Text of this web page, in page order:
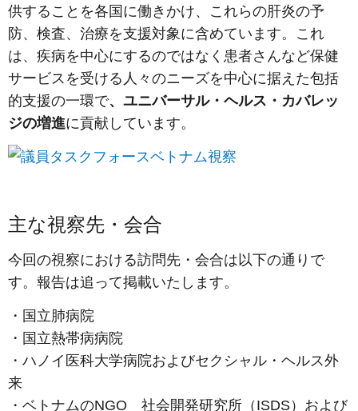
供することを各国に働きかけ、これらの肝炎の予
防、検査、治療を支援対象に含めています。これ
は、疾病を中心にするのではなく患者さんなど保健
サービスを受ける人々のニーズを中心に据えた包括
的支援の一環で、ユニバーサル・ヘルス・カバレッ
ジの増進に貢献しています。
主な視察先・会合
今回の視察における訪問先・会合は以下の通りで
す。報告は追って掲載いたします。
・国立肺病院
・国立熱帯病病院
・ハノイ医科大学病院およびセクシャル・ヘルス外
来
・ベトナムのNGO 社会開発研究所（ISDS）および